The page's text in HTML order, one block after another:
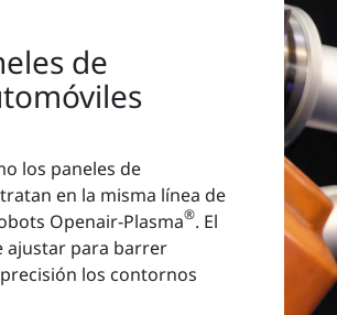
de
los paneles de
en la misma línea de
Openair-Plasma®. El
ajustar para barrer
los contornos